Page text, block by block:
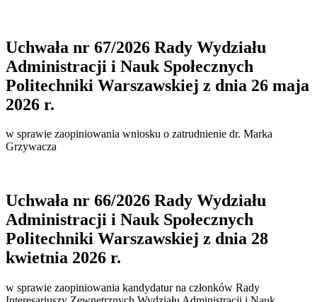
Uchwała nr 67/2026 Rady Wydziału
Administracji i Nauk Społecznych
Politechniki Warszawskiej z dnia 26 maja
2026 r.
w sprawie zaopiniowania wniosku o zatrudnienie dr. Marka
Grzywacza
Uchwała nr 66/2026 Rady Wydziału
Administracji i Nauk Społecznych
Politechniki Warszawskiej z dnia 28
kwietnia 2026 r.
w sprawie zaopiniowania kandydatur na członków Rady